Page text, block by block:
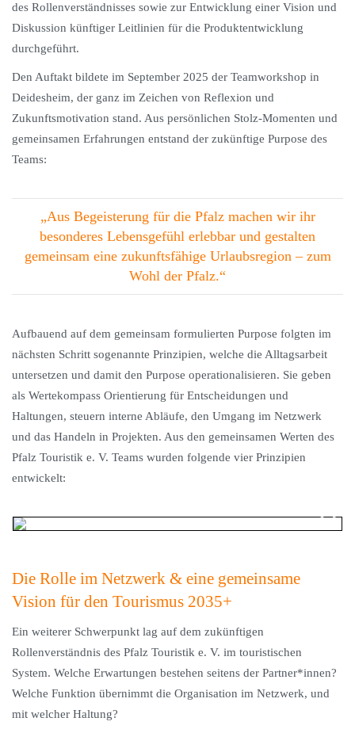
des Rollenverständnisses sowie zur Entwicklung einer Vision und
Diskussion künftiger Leitlinien für die Produktentwicklung
durchgeführt.
Den Auftakt bildete im September 2025 der Teamworkshop in
Deidesheim, der ganz im Zeichen von Reflexion und
Zukunftsmotivation stand. Aus persönlichen Stolz-Momenten und
gemeinsamen Erfahrungen entstand der zukünftige Purpose des
Teams:
„Aus Begeisterung für die Pfalz machen wir ihr
besonderes Lebensgefühl erlebbar und gestalten
gemeinsam eine zukunftsfähige Urlaubsregion – zum
Wohl der Pfalz.“
Aufbauend auf dem gemeinsam formulierten Purpose folgten im
nächsten Schritt sogenannte Prinzipien, welche die Alltagsarbeit
untersetzen und damit den Purpose operationalisieren. Sie geben
als Wertekompass Orientierung für Entscheidungen und
Haltungen, steuern interne Abläufe, den Umgang im Netzwerk
und das Handeln in Projekten. Aus den gemeinsamen Werten des
Pfalz Touristik e. V. Teams wurden folgende vier Prinzipien
entwickelt:
Die Rolle im Netzwerk & eine gemeinsame
Vision für den Tourismus 2035+
Ein weiterer Schwerpunkt lag auf dem zukünftigen
Rollenverständnis des Pfalz Touristik e. V. im touristischen
System. Welche Erwartungen bestehen seitens der Partner*innen?
Welche Funktion übernimmt die Organisation im Netzwerk, und
mit welcher Haltung?